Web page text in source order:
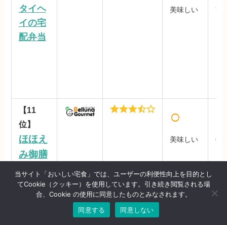
タイヘ
イの宅
配弁当
美味しい
【11
位】
ほほえ
み御膳
ナ
○
美味しい
当サイト「おいしい宅食」では、ユーザーの利便性向上を目的とし
てCookie（クッキー）を使用しています。引き続き閲覧される場
合、Cookie の使用に同意したものとみなされます。
同意する
同意しない